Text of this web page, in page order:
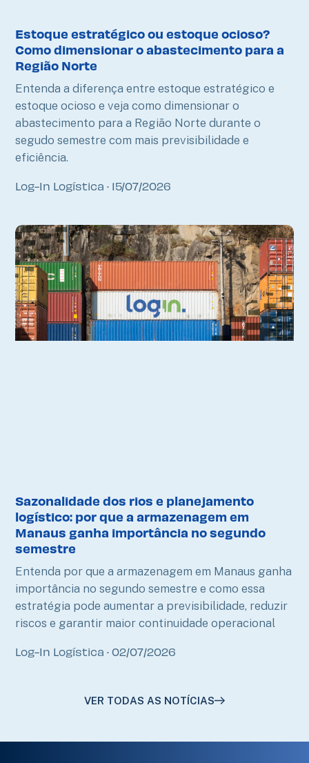
Estoque estratégico ou estoque ocioso?
Como dimensionar o abastecimento para a
Região Norte
Log-In Logística 15/07/2026
Entenda a diferença entre estoque estratégico e
estoque ocioso e veja como dimensionar o
abastecimento para a Região Norte durante o
segudo semestre com mais previsibilidade e
eficiência.
Sazonalidade dos rios e planejamento
logístico: por que a armazenagem em
Manaus ganha importância no segundo
semestre
Log-In Logística 02/07/2026
Entenda por que a armazenagem em Manaus ganha
importância no segundo semestre e como essa
estratégia pode aumentar a previsibilidade, reduzir
riscos e garantir maior continuidade operacional
VER TODAS AS NOTÍCIAS